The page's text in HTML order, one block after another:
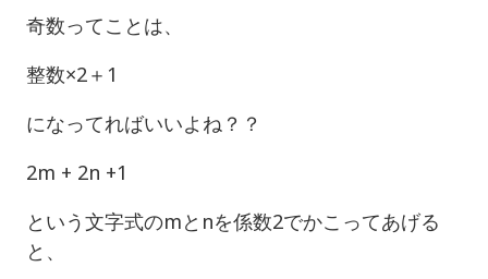
奇数ってことは、
整数×2＋1
になってればいいよね？？
2m + 2n +1
という文字式のmとnを係数2でかこってあげる
と、